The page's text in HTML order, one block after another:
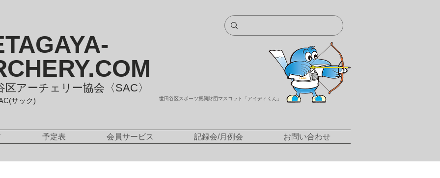
区アーチェリー協会〈SAC〉
世田谷区スポーツ振興財団マスコット「アイディくん」
サック)
予定表 会員サービス 記録会/月例会 お問い合わせ